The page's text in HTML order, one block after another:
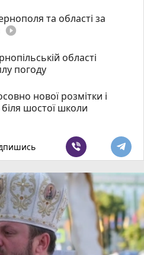
та області за
play_circle_filled
області
погоду
нової розмітки і
шостої школи